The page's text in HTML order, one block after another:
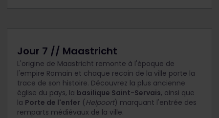
Jour 7 // Maastricht
L'origine de Maastricht remonte à l'époque de
l'empire Romain et chaque recoin de la ville porte la
trace de son histoire. Découvrez la plus ancienne
église du pays, la basilique Saint-Servais, ainsi que
la Porte de l'enfer (Helpoort) marquant l'entrée des
remparts médiévaux de la ville.